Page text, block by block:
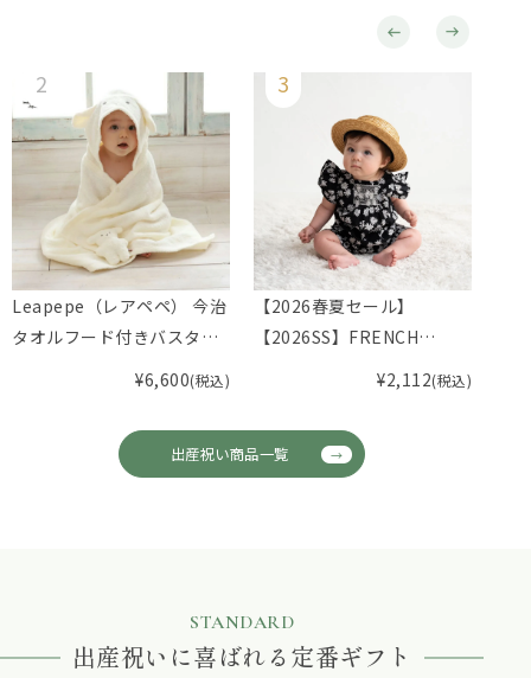
Leapepe（レアペペ） 今治
タオルフード付きバスタオ
¥6,600(税込)
【2026春夏セール】
【2026SS】FRENCH
グ）スモッキングカバーオ
ール F
¥2,112(税込)
出産祝い商品一覧
STANDARD
出産祝いに喜ばれる定番ギフト